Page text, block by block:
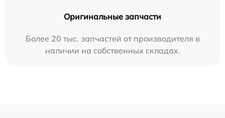
Оригинальные запчасти
Более 20 тыс. запчастей от производителя в
наличии на собственных складах.